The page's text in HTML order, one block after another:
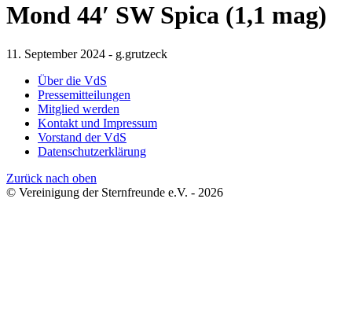
Mond 44′ SW Spica (1,1 mag)
11. September 2024 - g.grutzeck
Über die VdS
Pressemitteilungen
Mitglied werden
Kontakt und Impressum
Vorstand der VdS
Datenschutzerklärung
Zurück nach oben
© Vereinigung der Sternfreunde e.V. - 2026